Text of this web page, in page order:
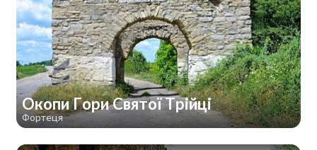
Окопи Гори Святої Трійці
Фортеця